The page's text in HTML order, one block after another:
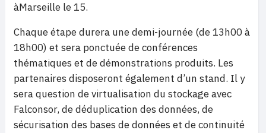
àMarseille le 15.
Chaque étape durera une demi-journée (de 13h00 à
18h00) et sera ponctuée de conférences
thématiques et de démonstrations produits. Les
partenaires disposeront également d’un stand. Il y
sera question de virtualisation du stockage avec
Falconsor, de déduplication des données, de
sécurisation des bases de données et de continuité